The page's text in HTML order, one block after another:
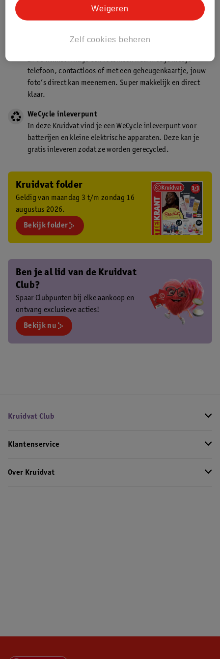
Kruidvat is een gecertificeerd drogist. Dit betekent dat je
In de winkel vind je een fotokiosk waarmee je met je
telefoon, contactloos of met een geheugenkaartje, jouw
foto’s direct kan meenemen. Super makkelijk en direct
klaar.
WeCycle inleverpunt
In deze Kruidvat vind je een WeCycle inleverpunt voor
batterijen en kleine elektrische apparaten. Deze kan je
gratis inleveren zodat ze worden gerecycled.
Kruidvat folder
Geldig van maandag 3 t/m zondag 16
augustus 2026.
Bekijk folder
Ben je al lid van de Kruidvat
Club?
Spaar Clubpunten bij elke aankoop en
ontvang exclusieve acties!
Bekijk nu
Kruidvat Club
Klantenservice
Over Kruidvat
Zelf cookies beheren
Weigeren